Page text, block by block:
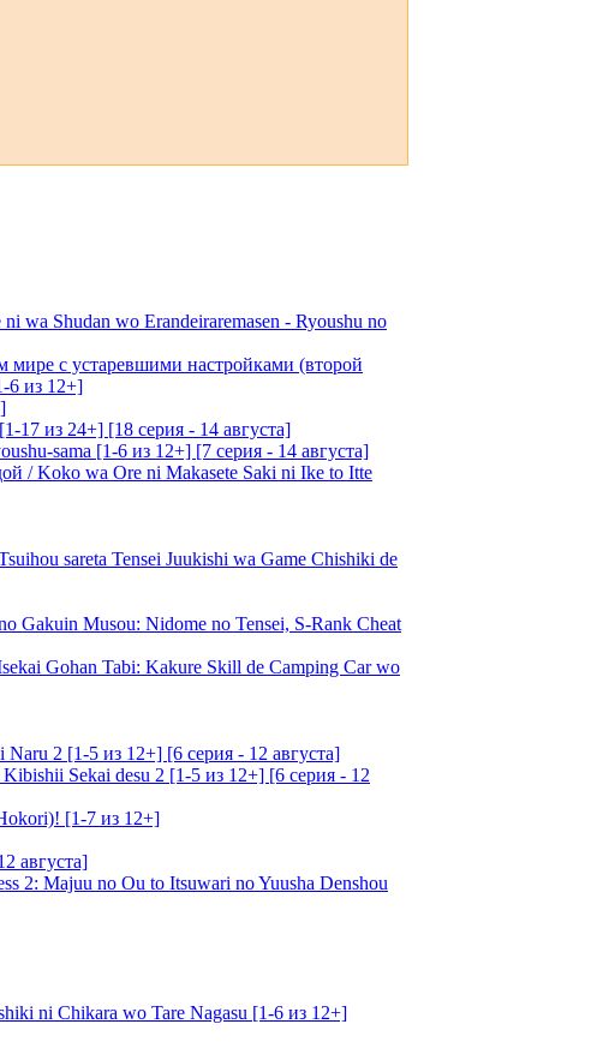
wa Shudan wo Erandeiraremasen - Ryoushu no
с устаревшими настройками (второй
6 из 12+]
17 из 24+] [18 серия - 14 августа]
sama [1-6 из 12+] [7 серия - 14 августа]
/ Koko wa Ore ni Makasete Saki ni Ike to Itte
sareta Tensei Juukishi wa Game Chishiki de
Gakuin Musou: Nidome no Tensei, S-Rank Cheat
Gohan Tabi: Kakure Skill de Camping Car wo
2 [1-5 из 12+] [6 серия - 12 августа]
Sekai desu 2 [1-5 из 12+] [6 серия - 12
[1-7 из 12+]
августа]
2: Majuu no Ou to Itsuwari no Yuusha Denshou
ni Chikara wo Tare Nagasu [1-6 из 12+]